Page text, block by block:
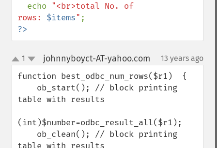
  echo
"<br>total No. of
rows: $items"
?>
up
down
1 johnnyboyct-AT-yahoo.com 13 years ago
function best_odbc_num_rows($r1)  {
table with results
(int)$number=odbc_result_all($r1);
table with results